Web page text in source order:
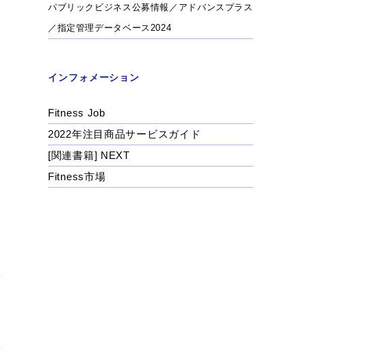
パブリックビジネス公募情報／アドバンスプラス
／指定管理データベース2024
インフォメーション
Fitness Job
2022年注目商品サービスガイド
[関連書籍] NEXT
Fitness市場